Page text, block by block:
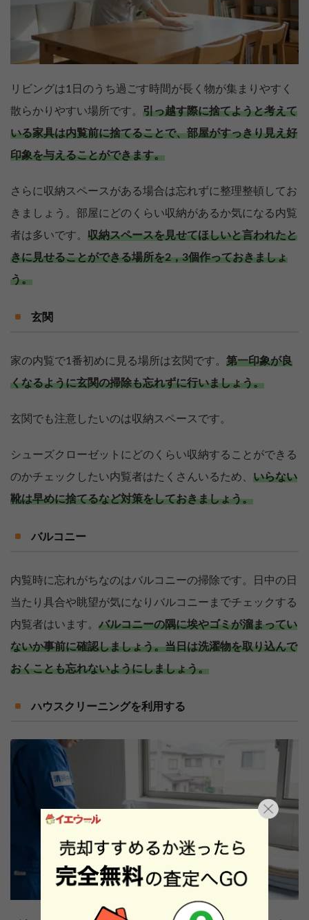
リビングは1日のうち過ごす時間が長く物が集まりやすく
散らかりやすい場所です。 引っ越す際に捨てようと考えて
いる家具は内覧前に捨てることで、部屋がすっきり見え好
印象を与えることができます。
さらに収納スペースがある場合は忘れずに整理整頓してお
きましょう。部屋にどのくらい収納があるか気になる内覧
者は多いです。 収納スペースを見せてほしいと言われたと
きに見せることができる場所を2，3個作っておきましょ
う。
玄関
家の内覧で1番初めに見る場所は玄関です。 第一印象が良
くなるように玄関の掃除も忘れずに行いましょう。
玄関でも注意したいのは収納スペースです。
シューズクローゼットにどのくらい収納することができる
のかチェックしたい内覧者はたくさんいるため、 いらない
靴は早めに捨てるなど対策をしておきましょう。
バルコニー
内覧時に忘れがちなのはバルコニーの掃除です。日中の日
当たり具合や眺望が気になりバルコニーまでチェックする
内覧者はいます。 バルコニーの隅に埃やゴミが溜まってい
ないか事前に確認しましょう。当日は洗濯物を取り込んで
おくことも忘れないようにしましょう。
ハウスクリーニングを利用する